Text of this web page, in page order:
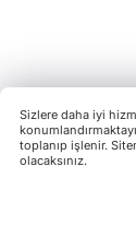
Sizlere daha iyi
toplanıp işlenir.
olacaksınız.